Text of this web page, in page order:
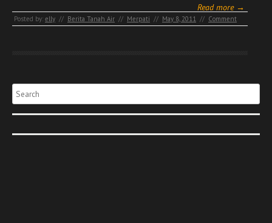
Read more →
Posted by: elly // Berita Tanah Air // Merpati // May 8, 2011 // Comment
Search